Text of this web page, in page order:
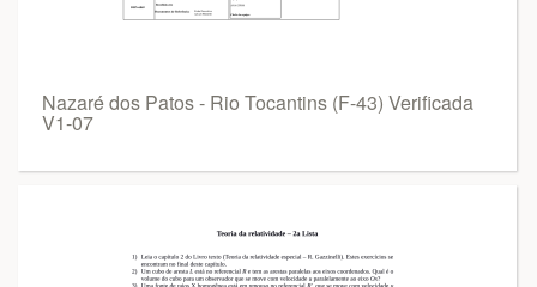
Nazaré dos Patos - Rio Tocantins (F-43) Verificada
V1-07